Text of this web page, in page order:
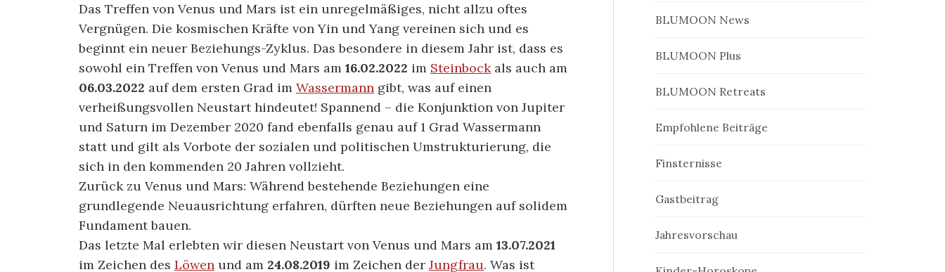
Das Treffen von Venus und Mars ist ein unregelmäßiges, nicht allzu oftes
Vergnügen. Die kosmischen Kräfte von Yin und Yang vereinen sich und es
beginnt ein neuer Beziehungs-Zyklus. Das besondere in diesem Jahr ist, dass es
sowohl ein Treffen von Venus und Mars am 16.02.2022 im Steinbockals auch am
06.03.2022 auf dem ersten Grad im Wassermann gibt, was auf einen
verheißungsvollen Neustart hindeutet! Spannend – die Konjunktion von Jupiter
und Saturn im Dezember 2020 fand ebenfalls genau auf 1 Grad Wassermann
statt und gilt als Vorbote der sozialen und politischen Umstrukturierung, die
sich in den kommenden 20 Jahren vollzieht.
Zurück zu Venus und Mars: Während bestehende Beziehungen eine
grundlegende Neuausrichtung erfahren, dürften neue Beziehungen auf solidem
Fundament bauen.
Das letzte Mal erlebten wir diesen Neustart von Venus und Mars am 13.07.2021
im Zeichen des Löwen und am 24.08.2019 im Zeichen der Jungfrau. Was ist
BLUMOON News
BLUMOON Plus
BLUMOON Retreats
Empfohlene Beiträge
Finsternisse
Gastbeitrag
Jahresvorschau